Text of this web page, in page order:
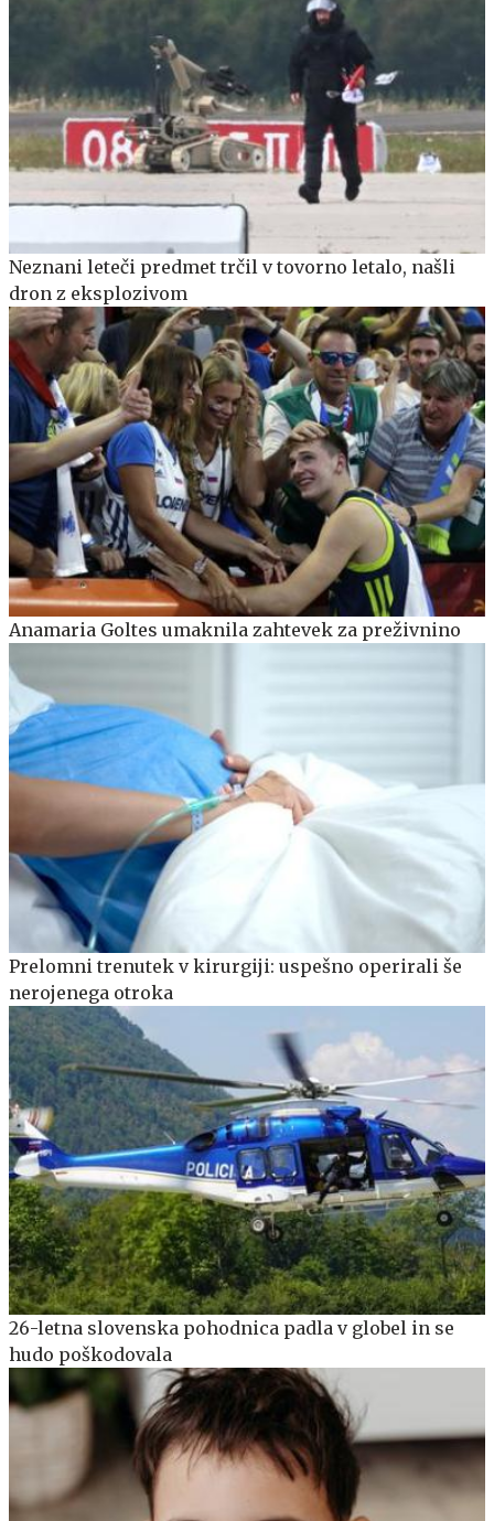
Neznani leteči predmet trčil v tovorno letalo, našli
dron z eksplozivom
Anamaria Goltes umaknila zahtevek za preživnino
Prelomni trenutek v kirurgiji: uspešno operirali še
nerojenega otroka
26-letna slovenska pohodnica padla v globel in se
hudo poškodovala